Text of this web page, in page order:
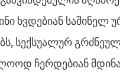
ხვდებიან საშინელ
სექსუალურ
ჩერდებიან